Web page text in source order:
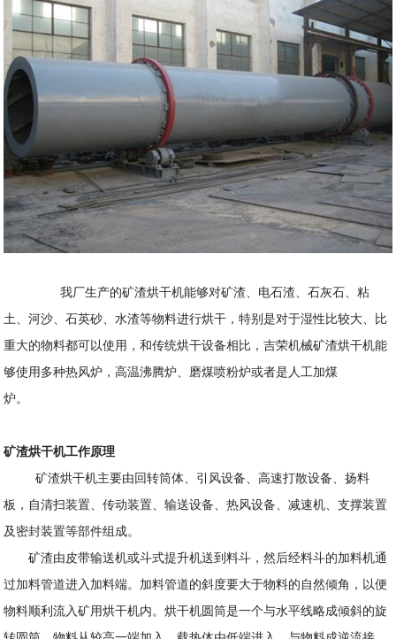
我厂生产的矿渣烘干机能够对矿渣、电石渣、石灰石、粘
土、河沙、石英砂、水渣等物料进行烘干，特别是对于湿性比较大、比
重大的物料都可以使用，和传统烘干设备相比，吉荣机械矿渣烘干机能
够使用多种热风炉，高温沸腾炉、磨煤喷粉炉或者是人工加煤
炉。
矿渣烘干机工作原理
矿渣烘干机主要由回转筒体、引风设备、高速打散设备、扬料
板，自清扫装置、传动装置、输送设备、热风设备、减速机、支撑装置
及密封装置等部件组成。
矿渣由皮带输送机或斗式提升机送到料斗，然后经料斗的加料机通
过加料管道进入加料端。加料管道的斜度要大于物料的自然倾角，以便
物料顺利流入矿用烘干机内。烘干机圆筒是一个与水平线略成倾斜的旋